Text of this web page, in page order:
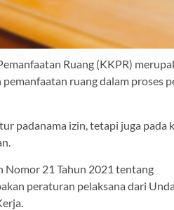
Ruang (KKPR)
ruang dalam proses
padanama izin, tetapi juga pada
Nomor 21 Tahun 2021 tentang
peraturan pelaksana dari